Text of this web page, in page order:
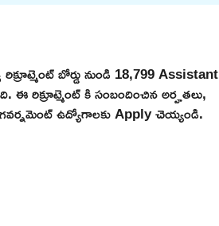
బోర్డు నుండి 18,799 Assistant
రిక్రూట్మెంట్ కి సంబందించిన అర్హతలు,
ఉద్యోగాలకు Apply చెయ్యండి.